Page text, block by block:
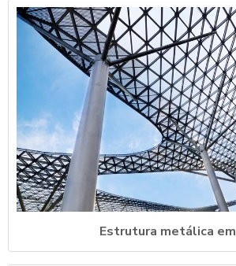
Estrutura metálica